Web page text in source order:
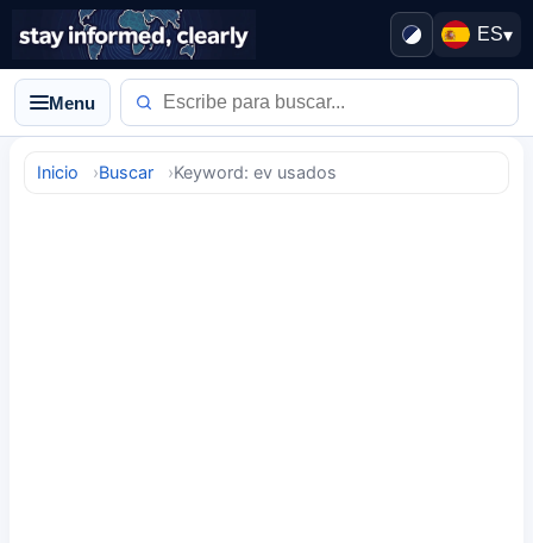
ES▾
Menu
Inicio Buscar Keyword: ev usados